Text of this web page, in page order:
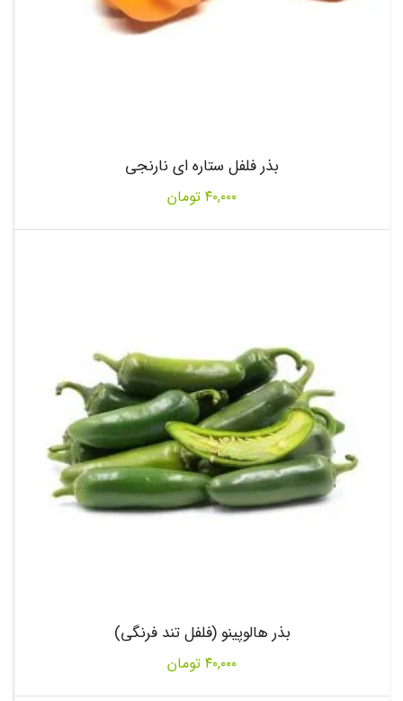
بذر فلفل ستاره ای نارنجی
۴۰,۰۰۰ تومان
بذر هالوپینو (فلفل تند فرنگی)
۴۰,۰۰۰ تومان